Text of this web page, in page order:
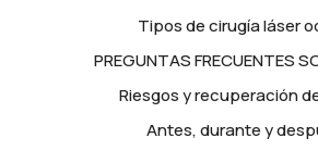
Tipos de cirugía láser
PREGUNTAS FRECUENTES
Riesgos y recuperación
Antes, durante y